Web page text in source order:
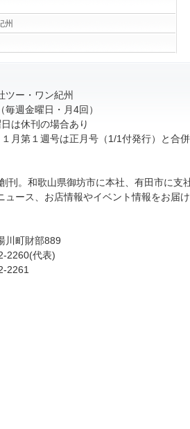
州
ツー・ワン紀州
週金曜日・月4回）
は休刊の場合あり
月第１週号は正月号（1/1付発行）と合併
刊。和歌山県御坊市に本社、有田市に支
ュース、お店情報やイベント情報をお届け
川町財部889
2260(代表)
2261